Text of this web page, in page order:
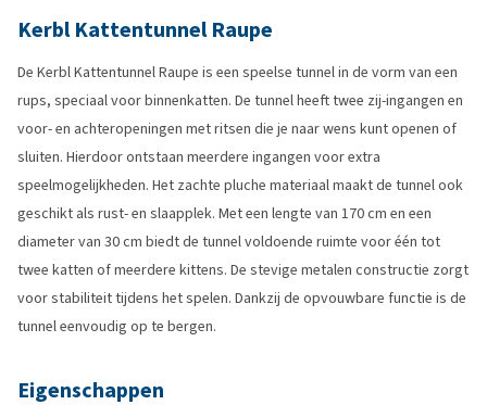
Kerbl Kattentunnel Raupe
De Kerbl Kattentunnel Raupe is een speelse tunnel in de vorm van een
rups, speciaal voor binnenkatten. De tunnel heeft twee zij-ingangen en
voor- en achteropeningen met ritsen die je naar wens kunt openen of
sluiten. Hierdoor ontstaan meerdere ingangen voor extra
speelmogelijkheden. Het zachte pluche materiaal maakt de tunnel ook
geschikt als rust- en slaapplek. Met een lengte van 170 cm en een
diameter van 30 cm biedt de tunnel voldoende ruimte voor één tot
twee katten of meerdere kittens. De stevige metalen constructie zorgt
voor stabiliteit tijdens het spelen. Dankzij de opvouwbare functie is de
tunnel eenvoudig op te bergen.
Eigenschappen